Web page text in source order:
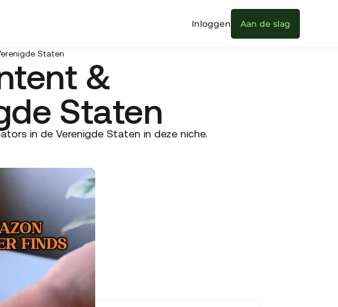
Inloggen Aan de slag
Staten
&
Staten
in de Verenigde Staten in deze niche.